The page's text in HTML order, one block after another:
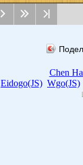
Chen
Eidogo(JS) Wgo(JS)